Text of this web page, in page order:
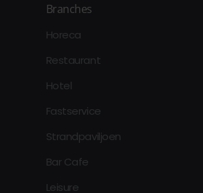
Branches
Horeca
Restaurant
Hotel
Fastservice
Strandpaviljoen
Bar Cafe
Leisure